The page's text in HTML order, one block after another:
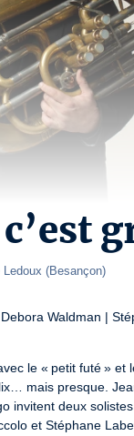
(Besançon)
Waldman |
le « petit futé » et
mais presque.
invitent deux solistes
et Stéphane